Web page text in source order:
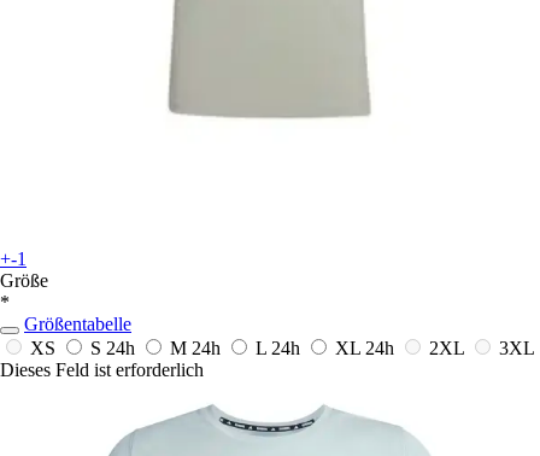
+-1
Größe
*
Größentabelle
XS
S 24h M 24h L 24h XL 24h 2XL
3XL
Dieses Feld ist erforderlich